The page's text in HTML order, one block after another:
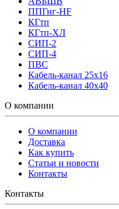
ППГнг-HF
КГтп
КГтп-ХЛ
СИП-2
СИП-4
ПВС
Кабель-канал 25х16
Кабель-канал 40х40
О компании
О компании
Доставка
Как купить
Статьи и новости
Контакты
Контакты